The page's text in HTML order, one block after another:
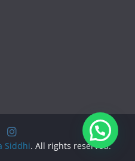
Siddhi. All rights reserved.